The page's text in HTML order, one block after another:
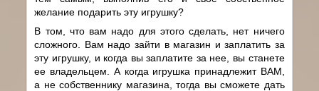
желание подарить эту игрушку?
В том, что вам надо для этого сделать, нет ничего
сложного. Вам надо зайти в магазин и заплатить за
эту игрушку, и когда вы заплатите за нее, вы станете
ее владельцем. А когда игрушка принадлежит ВАМ,
а не собственнику магазина, тогда вы сможете дать